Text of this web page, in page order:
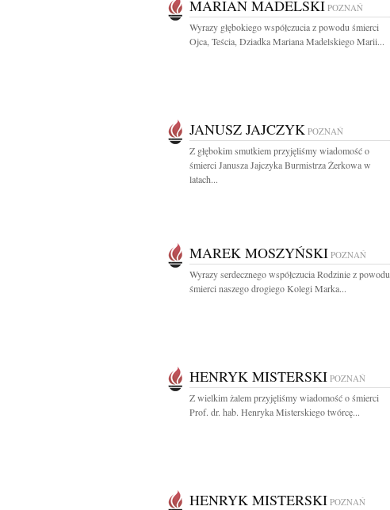
MARIAN MADELSKI POZNAŃ
Wyrazy głębokiego współczucia z powodu śmierci
Ojca, Teścia, Dziadka Mariana Madelskiego Marii...
JANUSZ JAJCZYK POZNAŃ
Z głębokim smutkiem przyjęliśmy wiadomość o
śmierci Janusza Jajczyka Burmistrza Żerkowa w
latach...
MAREK MOSZYŃSKI POZNAŃ
Wyrazy serdecznego współczucia Rodzinie z powodu
śmierci naszego drogiego Kolegi Marka...
HENRYK MISTERSKI POZNAŃ
Z wielkim żalem przyjęliśmy wiadomość o śmierci
Prof. dr. hab. Henryka Misterskiego twórcę...
HENRYK MISTERSKI POZNAŃ